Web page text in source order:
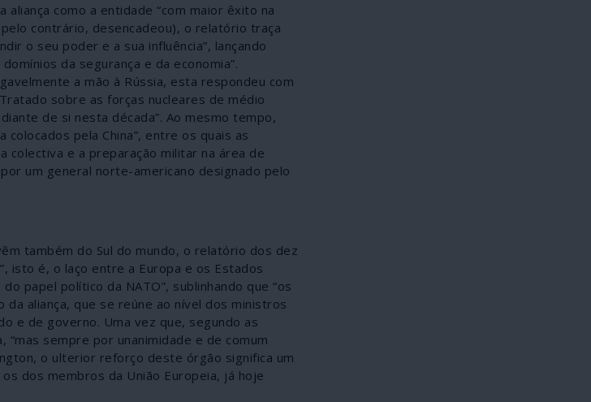
como a entidade “com maior êxito na
contrário, desencadeou), o relatório traça
o seu poder e a sua influência”, lançando
da segurança e da economia”.
a mão à Rússia, esta respondeu com
sobre as forças nucleares de médio
de si nesta década”. Ao mesmo tempo,
pela China”, entre os quais as
colectiva e a preparação militar na área de
um general norte-americano designado pelo
também do Sul do mundo, o relatório dos dez
isto é, o laço entre a Europa e os Estados
papel político da NATO”, sublinhando que “os
aliança, que se reúne ao nível dos ministros
e de governo. Uma vez que, segundo as
sempre por unanimidade e de comum
o ulterior reforço deste órgão significa um
dos membros da União Europeia, já hoje